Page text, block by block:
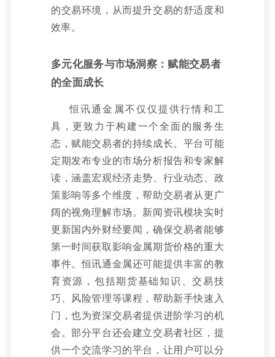
的交易环境，从而提升交易的舒适度和
效率。
多元化服务与市场洞察：赋能交易者
的全面成长
恒讯通金属不仅仅提供行情和工
具，更致力于构建一个全面的服务生
态，赋能交易者的持续成长。平台可能
定期发布专业的市场分析报告和专家解
读，涵盖宏观经济走势、行业动态、政
策影响等多个维度，帮助交易者从更广
阔的视角理解市场。新闻资讯模块实时
更新国内外财经要闻，确保交易者能够
第一时间获取影响金属期货价格的重大
事件。恒讯通金属还可能提供丰富的教
育资源，包括期货基础知识、交易技
巧、风险管理等课程，帮助新手快速入
门，也为资深交易者提供进阶学习的机
会。部分平台还会建立交易者社区，提
供一个交流学习的平台，让用户可以分